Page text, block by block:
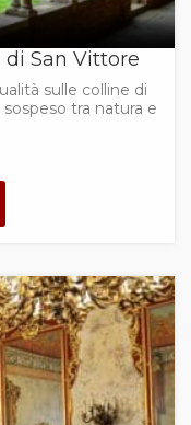
San Vittore
sulle colline di
tra natura e